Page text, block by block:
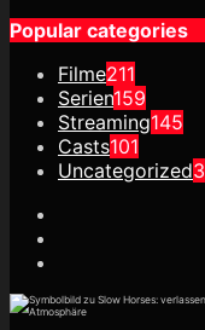
Popular categories
Filme211
Serien159
Streaming145
Casts101
Uncategorized3